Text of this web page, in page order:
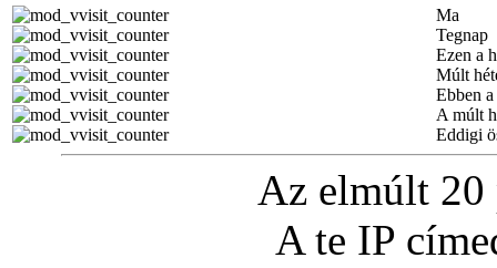
Ma
Tegnap
Ezen a
Múlt
Ebben
A múlt
Eddigi
Az elmúlt 20
A te IP